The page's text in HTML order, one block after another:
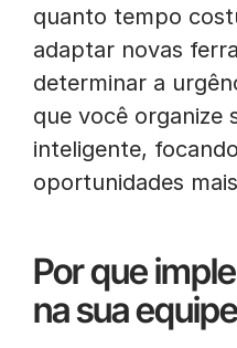
quanto tempo
adaptar novas
determinar a
que você organize
inteligente,
oportunidades
Por que
na sua